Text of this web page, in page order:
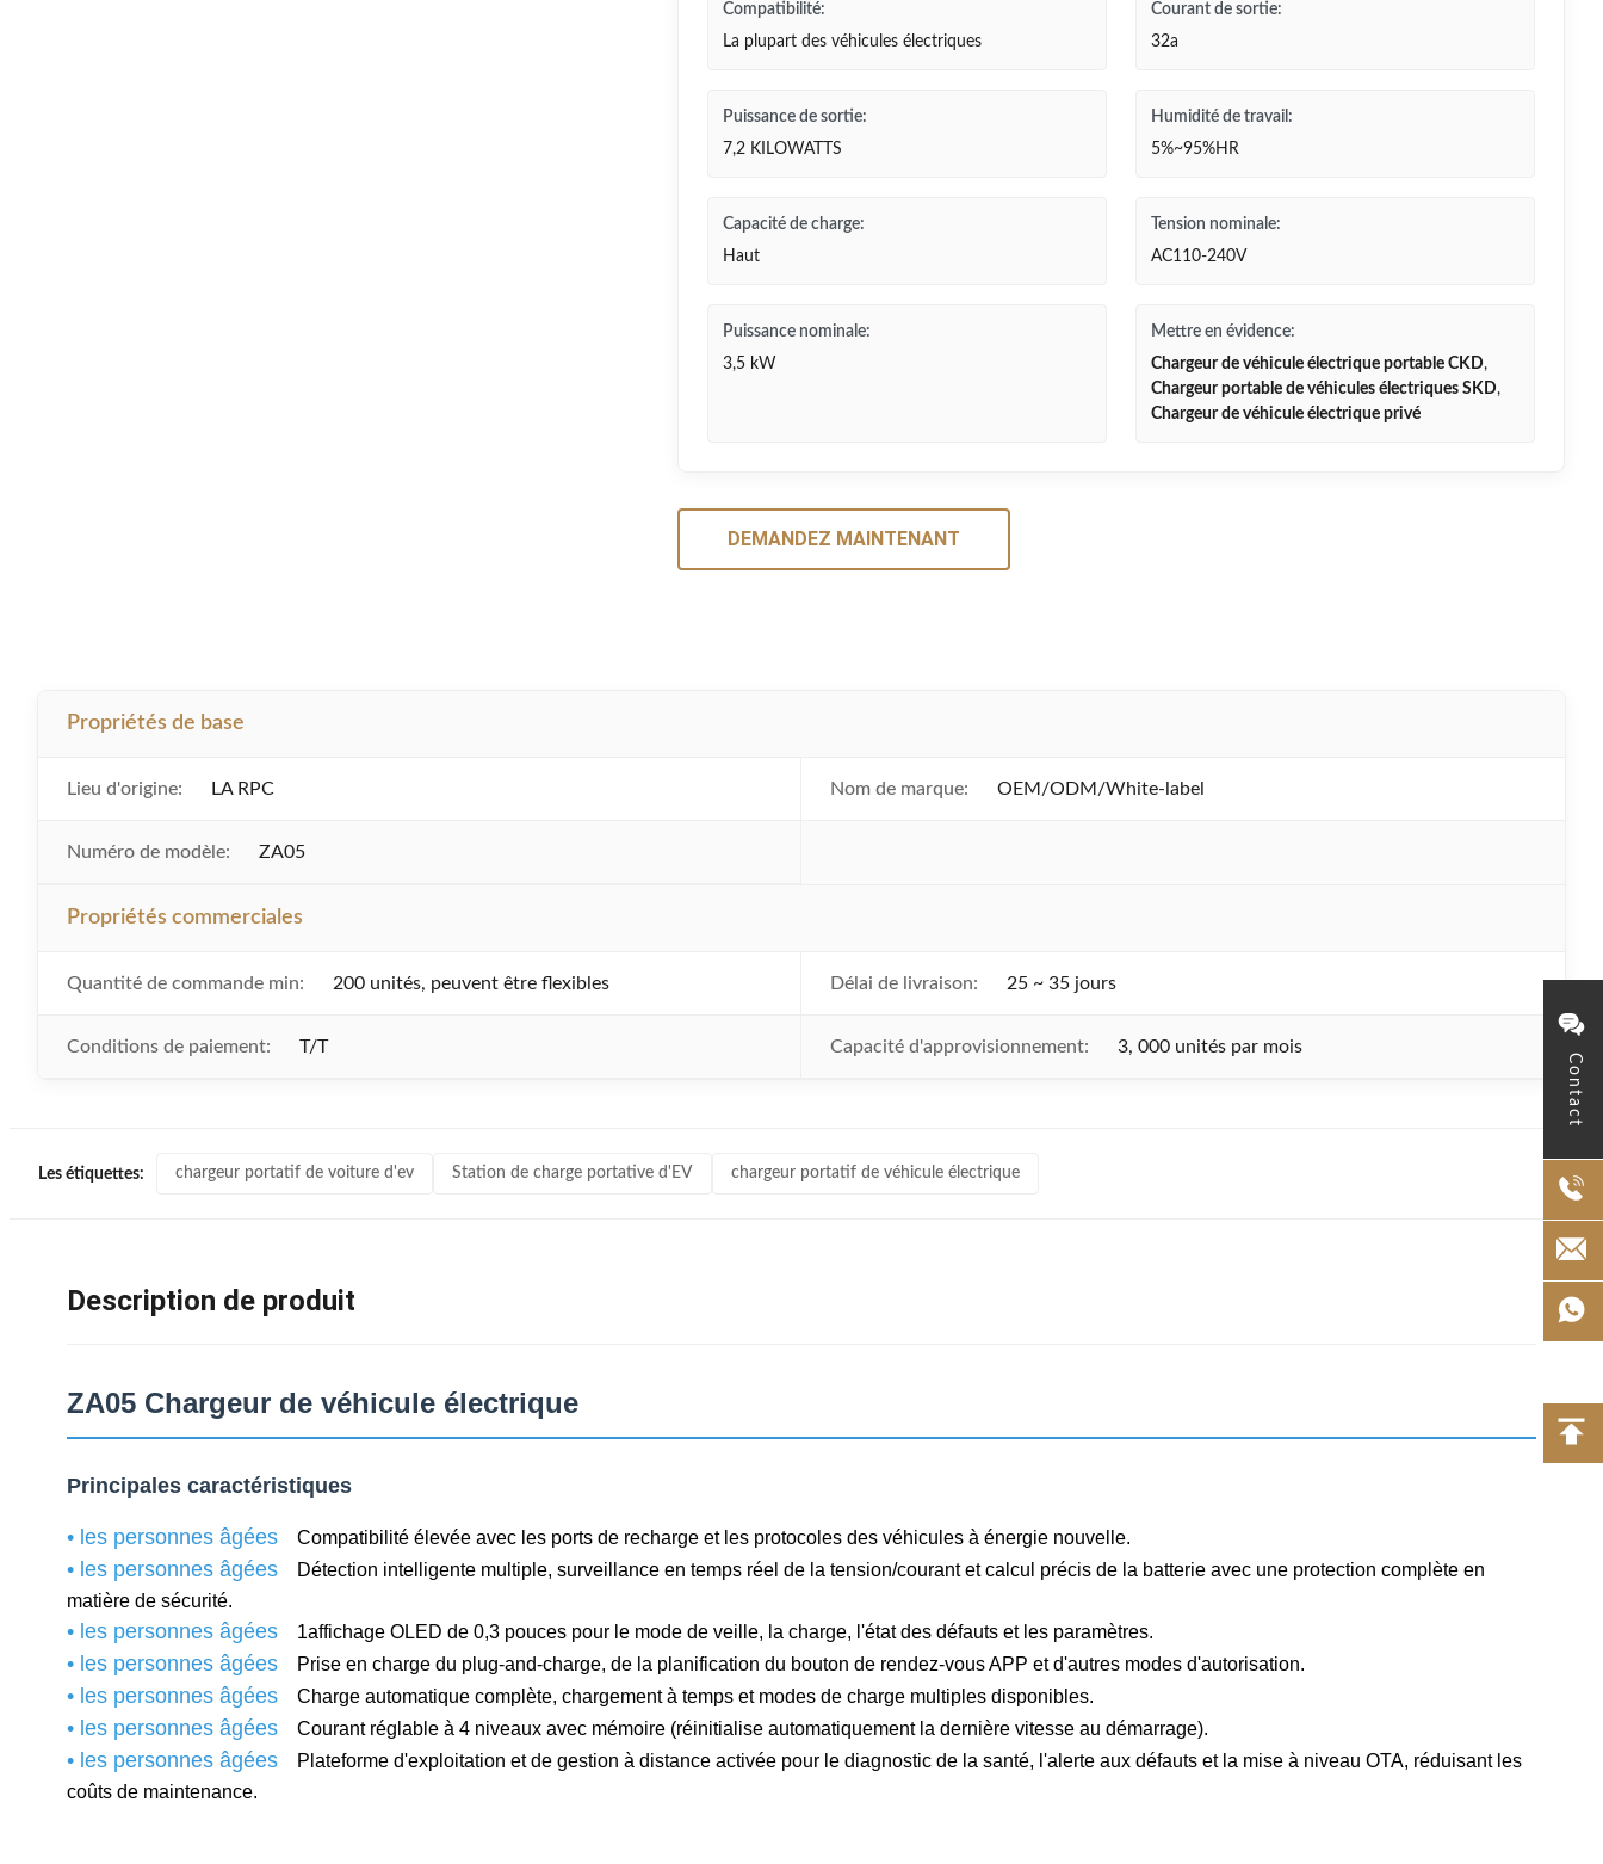
Contact
Compatibilité:
La plupart des véhicules électriques
Courant de sortie:
32a
Puissance de sortie:
7,2 KILOWATTS
Humidité de travail:
5%~95%HR
Capacité de charge:
Haut
Tension nominale:
AC110-240V
Puissance nominale:
3,5 kW
Mettre en évidence:
Chargeur de véhicule électrique portable CKD,
Chargeur portable de véhicules électriques SKD,
Chargeur de véhicule électrique privé
DEMANDEZ MAINTENANT
Propriétés de base
Lieu d'origine: LA RPC Nom de marque: OEM/ODM/White-label
Numéro de modèle: ZA05
Propriétés commerciales
Quantité de commande min: 200 unités, peuvent être flexibles Délai de livraison: 25 ~ 35 jours
Conditions de paiement: T/T Capacité d'approvisionnement: 3, 000 unités par mois
Les étiquettes: chargeur portatif de voiture d'ev Station de charge portative d'EV chargeur portatif de véhicule électrique
Description de produit
ZA05 Chargeur de véhicule électrique
Principales caractéristiques
• les personnes âgées Compatibilité élevée avec les ports de recharge et les protocoles des véhicules à énergie nouvelle.
• les personnes âgées
Détection intelligente multiple, surveillance en temps réel de la tension/courant et calcul précis de la batterie avec une protection complète en
matière de sécurité.
• les personnes âgées 1affichage OLED de 0,3 pouces pour le mode de veille, la charge, l'état des défauts et les paramètres.
• les personnes âgées Prise en charge du plug-and-charge, de la planification du bouton de rendez-vous APP et d'autres modes d'autorisation.
• les personnes âgées Charge automatique complète, chargement à temps et modes de charge multiples disponibles.
• les personnes âgées Courant réglable à 4 niveaux avec mémoire (réinitialise automatiquement la dernière vitesse au démarrage).
• les personnes âgées
Plateforme d'exploitation et de gestion à distance activée pour le diagnostic de la santé, l'alerte aux défauts et la mise à niveau OTA, réduisant les
coûts de maintenance.